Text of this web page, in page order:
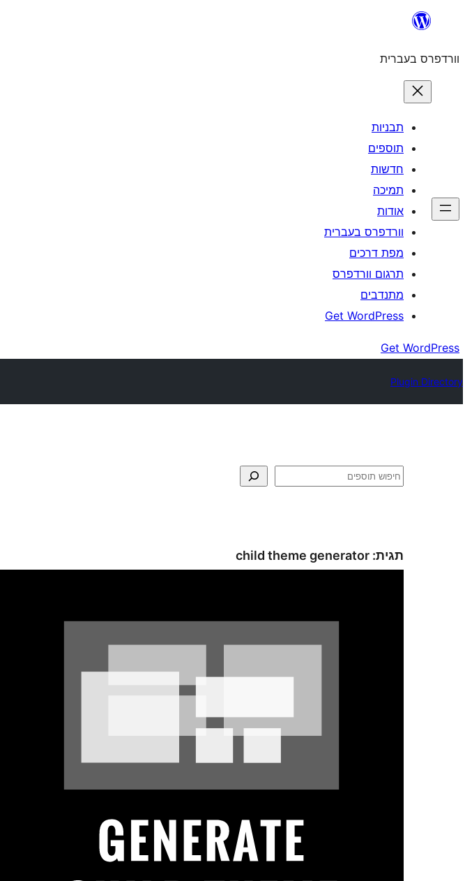
וורדפרס בעברית
תבניות
תוספים
חדשות
תמיכה
אודות
וורדפרס בעברית
מפת דרכים
תרגום וורדפרס
מתנדבים
Get WordPress
Get WordPress
Plugin Directory
חיפוש
תגית: child theme generator